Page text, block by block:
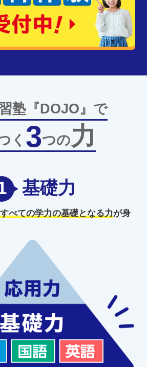
塾『DOJO』で
く 3つの力
基礎力
すべての学力の基礎となる力が身